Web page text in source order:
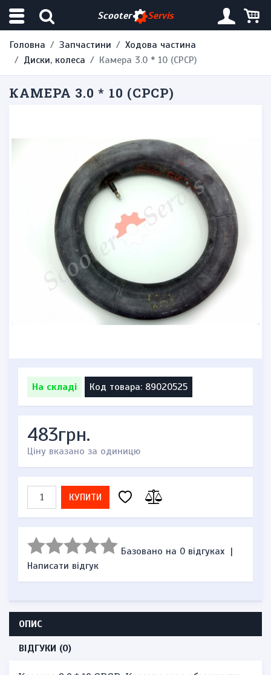
Scooter Servis
Головна Запчастини
Ходова частина
Диски, колеса
Камера 3.0 * 10 (СРСР)
КАМЕРА 3.0 * 10 (СРСР)
На складі Код товара: 89020525
483грн.
Ціну вказано за одиницю
КУПИТИ
Базовано на 0 відгуках |
Написати відгук
ОПИС
ВІДГУКИ (0)